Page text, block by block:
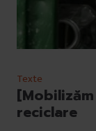
Texte
reciclare